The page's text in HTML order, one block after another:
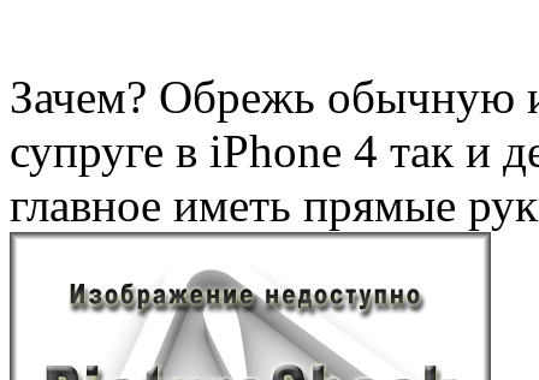
Зачем? Обрежь обычную
супруге в iPhone 4 так и
главное иметь прямые